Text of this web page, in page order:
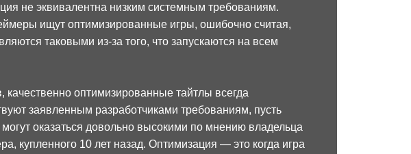
не эквивалентна низким системным требованиям.
ищут оптимизированные игры, ошибочно считая,
таковыми из-за того, что запускаются на всем
качественно оптимизированные тайтлы всегда
заявленным разработчиками требованиям, пусть
оказаться довольно высокими по мнению владельца
купленного 10 лет назад. Оптимизация — это когда игра